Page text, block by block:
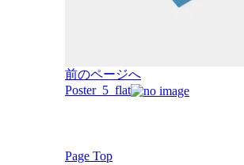
投
稿
ー
前のページへ
Poster_5_flat
Page Top